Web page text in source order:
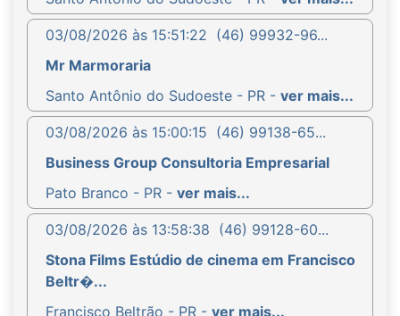
03/08/2026 às 15:51:22 (46) 99932-96...
Mr Marmoraria
Santo Antônio do Sudoeste - PR - ver mais...
03/08/2026 às 15:00:15 (46) 99138-65...
Business Group Consultoria Empresarial
Pato Branco - PR - ver mais...
03/08/2026 às 13:58:38 (46) 99128-60...
Stona Films Estúdio de cinema em Francisco
Beltr�...
Francisco Beltrão - PR - ver mais...